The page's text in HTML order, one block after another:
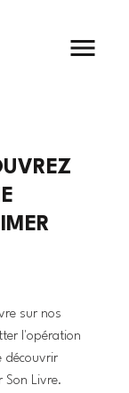

sur nos
l'opération
découvrir
Son Livre.